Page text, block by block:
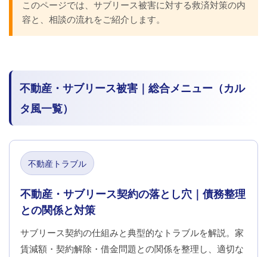
このページでは、サブリース被害に対する救済対策の内
容と、相談の流れをご紹介します。
不動産・サブリース被害｜総合メニュー（カル
タ風一覧）
不動産トラブル
不動産・サブリース契約の落とし穴｜債務整理
との関係と対策
サブリース契約の仕組みと典型的なトラブルを解説。家
賃減額・契約解除・借金問題との関係を整理し、適切な